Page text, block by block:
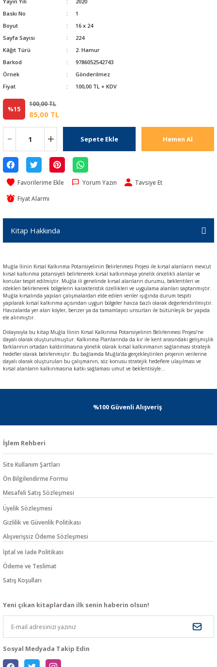
Baskı No
1
Boyut
16 x 24
Sayfa Sayısı
224
Kâğıt Türü
2. Hamur
Barkod
9786052542743
Örnek
Gönderilmez
Fiyat
100,00 TL + KDV
%15
100,00 TL
85,00 TL
Sepete Ekle Hemen Al
Yorum Yazın Tavsiye Et
Fiyat Alarmı
Kitap Hakkında
Muğla İlinin Kırsal Kalkınma Potansiyelinin Belirlenmesi Projesi ile kırsal alanların mevcut
kırsal kalkınma potansiyeli belirlenerek kırsal kalkınmaya yönelik öncelikli alanlar ve
konular tespit edilmiştir. Muğla ili genelinde kırsal alanların durumu, beklentileri ve
istekleri belirlenerek bölgelerin karakteristik özellikleri ve uygulama alanları saptanmıştır.
Muğla kırsalında yapılan çalışmalardan elde edilen veriler ışığında durum tespiti
yapılarak kırsal kalkınma açısından uygun bölgeler havza bazlı olarak değerlendirilmiştir.
Havzalarda yer alan köyler, benzer ya da tamamlayıcı unsurları ile bütünleşik bir yapıda
ele alınmıştır.
Dolayısıyla bu kitap Muğla İlinin Kırsal Kalkınma Potansiyelinin Belirlenmesi Projesi’ne
dayalı olarak oluşturulmuştur. Kalkınma Planlarında da kır ile kent arasındaki gelişmişlik
farklarının ortadan kaldırılmasına yönelik olarak kırsal kalkınmanın sağlanması stratejik
hedefler olarak belirlenmiştir. Bu bağlamda Muğla’da gerçekleştirilen projenin verilerine
dayalı olarak oluşturulan bu çalışmanın, söz konusu stratejik hedeflere ulaşılması ve
kırsal alanların kalkınmasına katkı sağlaması umut ve beklentisiyle…
%100 Güvenli Alışveriş
İşlem Rehberi
Site Kullanım Şartları
Ön Bilgilendirme Formu
Mesafeli Satış Sözleşmesi
Üyelik Sözleşmesi
Gizlilik ve Güvenlik Politikası
Alışverişsiz Ödeme Sözleşmesi
İptal ve İade Politikası
Ödeme ve Teslimat
Satış Koşulları
Yeni çıkan kitaplardan ilk senin haberin olsun!
Sosyal Medyada Takip Edin